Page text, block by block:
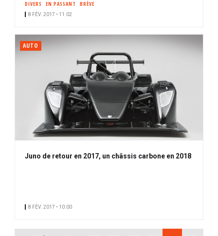
DIVERS EN PASSANT BRÈVE
8 FÉV. 2017 • 11:02
AUTO
Juno de retour en 2017, un châssis carbone en 2018
8 FÉV. 2017 • 10:00